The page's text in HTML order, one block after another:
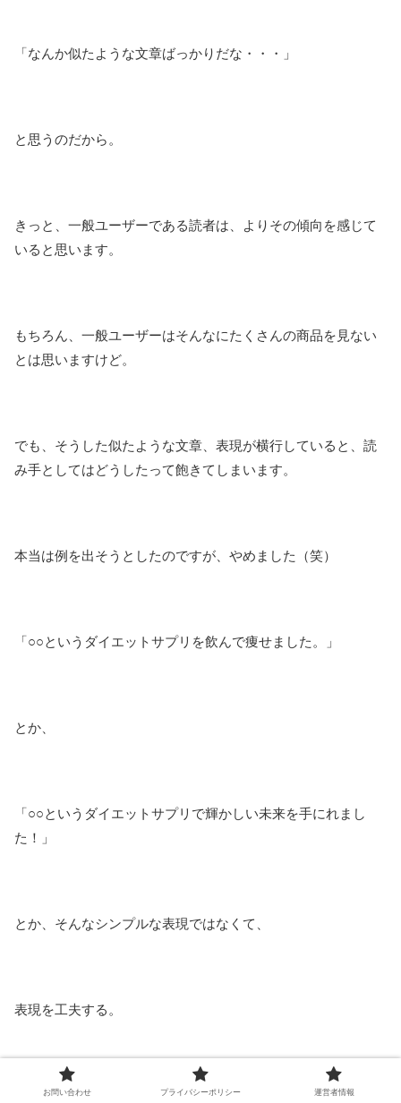
「なんか似たような文章ばっかりだな・・・」
と思うのだから。
きっと、一般ユーザーである読者は、よりその傾向を感じて
いると思います。
もちろん、一般ユーザーはそんなにたくさんの商品を見ない
とは思いますけど。
でも、そうした似たような文章、表現が横行していると、読
み手としてはどうしたって飽きてしまいます。
本当は例を出そうとしたのですが、やめました（笑）
「○○というダイエットサプリを飲んで痩せました。」
とか、
「○○というダイエットサプリで輝かしい未来を手にれまし
た！」
とか、そんなシンプルな表現ではなくて、
表現を工夫する。
お問い合わせ プライバシーポリシー 運営者情報